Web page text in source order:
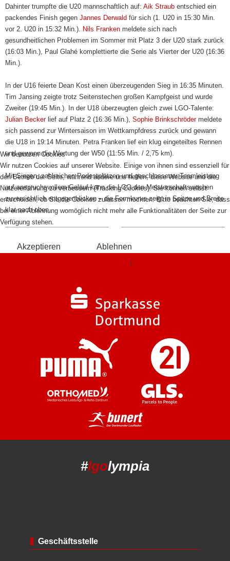
Dahinter trumpfte die U20 mannschaftlich auf: Aik Straub entschied ein
packendes Finish gegen Jannes Derwald für sich (1. U20 in 15:30 Min.
vor 2. U20 in 15:32 Min.). Nils Franken meldete sich nach
gesundheitlichen Problemen im Sommer mit Platz 3 der U20 stark zurück
(16:03 Min.), Paul Glahé komplettierte die Serie als Vierter der U20 (16:36
Min.).
In der U16 feierte Dean Kost einen überzeugenden Sieg in 16:35 Minuten.
Tim Jansing zeigte trotz Seitenstechen großen Kampfgeist und wurde
Zweiter (19:45 Min.). In der U18 überzeugten gleich zwei LGO-Talente:
Julian Beckerlief auf Platz 2 (16:36 Min.), Sophie Brinkschrödermeldete
sich passend zur Wintersaison im Wettkampfdress zurück und gewann
die U18 in 19:14 Minuten. Petra Franken lief ein klug eingeteiltes Rennen
und gewann die Wertung der W50 (11:55 Min. / 2,75 km).
Mit Siegen, zahlreichen Podestplätzen und geschlossener Teamleistung
auf anspruchsvollem Geläuf kann die LGO den Meisterschaftswochen
zuversichtlich entgegenblicken – die Formkurve zeigt in Spitze und Breite
klar nach oben.
#lgolympia
Geschäftsstelle
Wir benutzen Cookies
Wir nutzen Cookies auf unserer Website. Einige von ihnen sind essenziell für
den Betrieb der Seite, während andere uns helfen, diese Website und die
Nutzererfahrung zu verbessern (Tracking Cookies). Sie können selbst
entscheiden, ob Sie die Cookies zulassen möchten. Bitte beachten Sie, dass
bei einer Ablehnung womöglich nicht mehr alle Funktionalitäten der Seite zur
Verfügung stehen.
Akzeptieren Ablehnen
|